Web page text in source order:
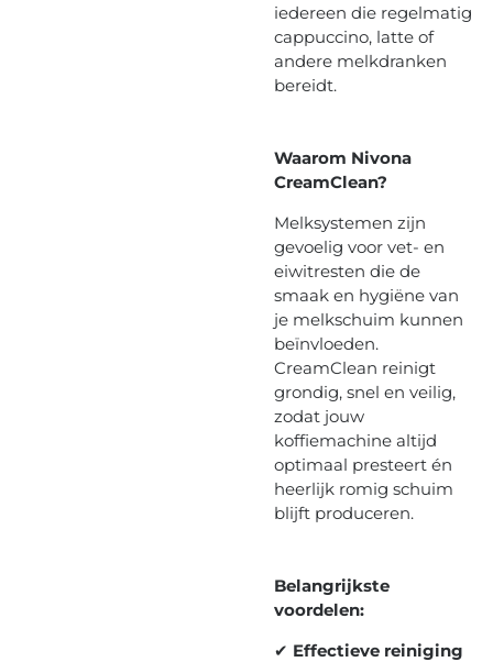
iedereen die regelmatig
cappuccino, latte of
andere melkdranken
bereidt.
Waarom Nivona
CreamClean?
Melksystemen zijn
gevoelig voor vet- en
eiwitresten die de
smaak en hygiëne van
je melkschuim kunnen
beïnvloeden.
CreamClean reinigt
grondig, snel en veilig,
zodat jouw
koffiemachine altijd
optimaal presteert én
heerlijk romig schuim
blijft produceren.
Belangrijkste
voordelen:
✔ Effectieve reiniging